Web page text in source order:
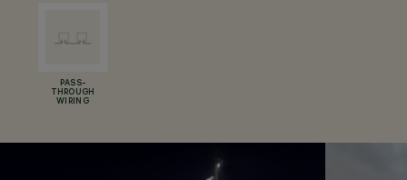
PASS-
THROUGH
WIRING